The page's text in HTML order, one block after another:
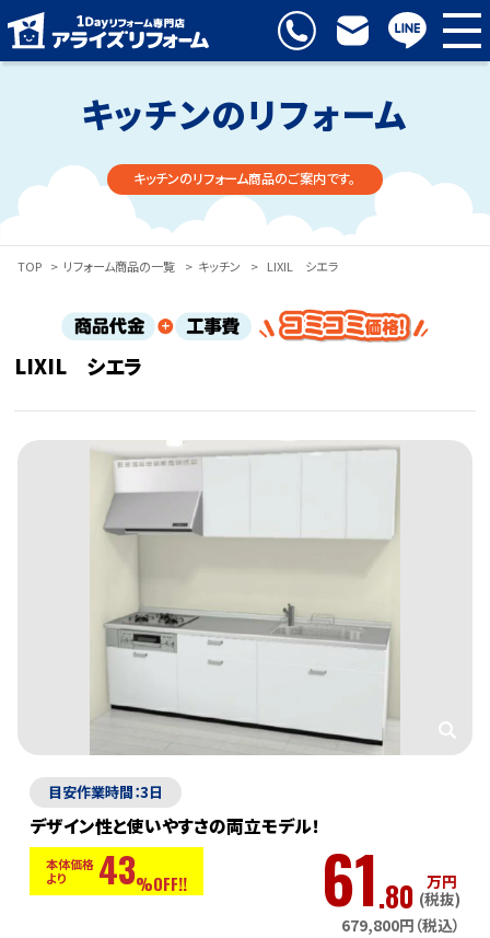
キッチンのリフォーム
キッチンのリフォーム商品のご案内です。
TOP > リフォーム商品の一覧 > キッチン > LIXIL シエラ
LIXIL シエラ
目安作業時間：3日
デザイン性と使いやすさの両立モデル！
本体価格
より
43%OFF!! 61.80
万円
(税抜)
679,800円（税込）